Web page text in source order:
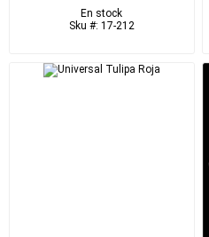
En stock
Sku #: 17-212